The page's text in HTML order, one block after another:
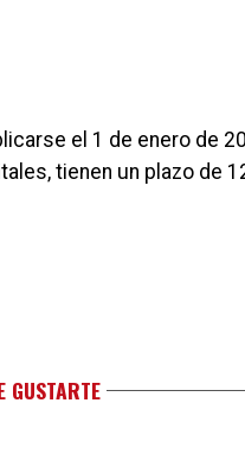
el 1 de enero de
tienen un plazo de
GUSTARTE